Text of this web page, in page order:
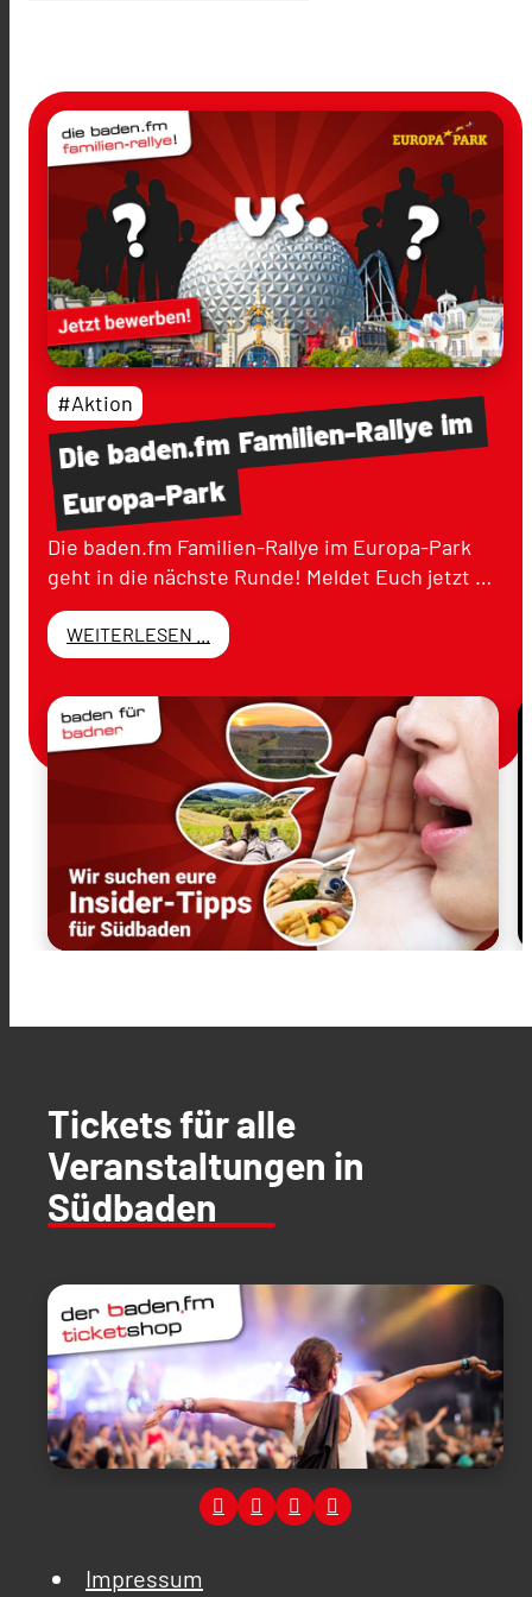
Diebaden.fmFamilien-Rallyeim
Europa-Park
#Aktion
Die baden.fm Familien-Rallye im Europa-Park
geht in die nächste Runde! Meldet Euch jetzt …
WEITERLESEN ...
Tickets für alle
Veranstaltungen in
Südbaden
Impressum